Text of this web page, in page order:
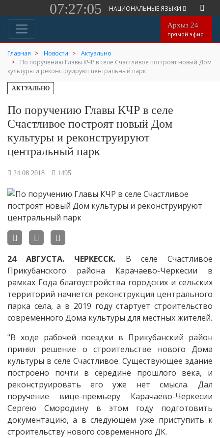
07:27:05 НАЦИОНАЛЬНЫЕ ЯЗЫКИ
Архыз 24
прямой эфир
Главная Новости
Актуально
По поручению Главы КЧР в селе Счастливое построят новый Дом
культуры и реконструируют центральный парк
АКТУАЛЬНО
По поручению Главы КЧР в селе
Счастливое построят новый Дом
культуры и реконструируют
центральный парк
24.08.2018 1495
24 АВГУСТА. ЧЕРКЕССК. В селе Счастливое
Прикубанского района Карачаево-Черкесии в
рамках Года благоустройства городских и сельских
территорий начнется реконструкция центрального
парка села, а в 2019 году стартует строительство
современного Дома культуры для местных жителей.
"В ходе рабочей поездки в Прикубанский район
принял решение о строительстве нового Дома
культуры в селе Счастливое. Существующее здание
построено почти в середине прошлого века, и
реконструировать его уже нет смысла. Дал
поручение вице-премьеру Карачаево-Черкесии
Сергею Смородину в этом году подготовить
документацию, а в следующем уже приступить к
строительству нового современного ДК.